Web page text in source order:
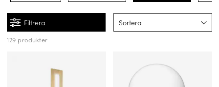
Filtrera Sortera
129 produkter